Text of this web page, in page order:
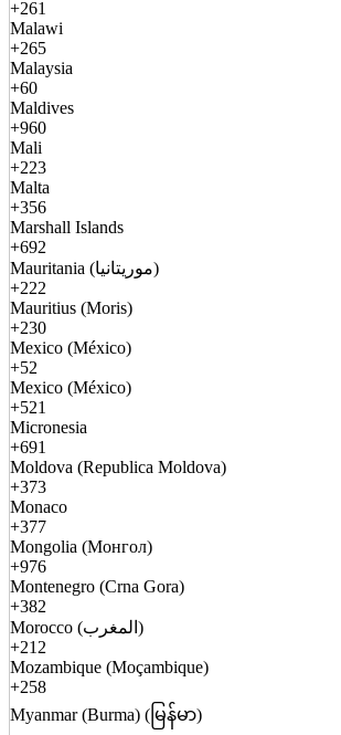
+261
Malawi
+265
Malaysia
+60
Maldives
+960
Mali
+223
Malta
+356
Marshall Islands
+692
Mauritania (موريتانيا)
+222
Mauritius (Moris)
+230
Mexico (México)
+52
Mexico (México)
+521
Micronesia
+691
Moldova (Republica Moldova)
+373
Monaco
+377
Mongolia (Монгол)
+976
Montenegro (Crna Gora)
+382
Morocco (المغرب)
+212
Mozambique (Moçambique)
+258
Myanmar (Burma) (မြန်မာ)